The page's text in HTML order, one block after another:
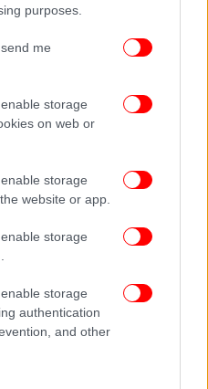
purposes.
me
storage
on web or
storage
website or app.
storage
storage
authentication
and other